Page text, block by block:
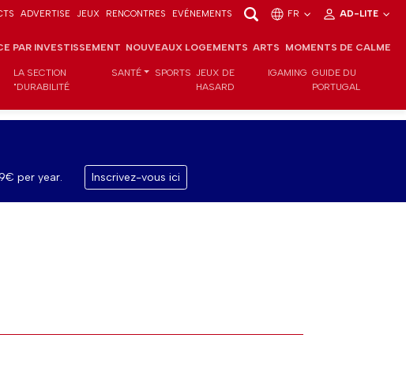
ADVERTISE JEUX RENCONTRES EVÉNEMENTS FR AD-LITE
PAR INVESTISSEMENT NOUVEAUX LOGEMENTS ARTS MOMENTS DE CALME
LA SECTION
"DURABILITÉ
SANTÉ SPORTS JEUX DE
HASARD
IGAMING GUIDE DU
PORTUGAL
per year. Inscrivez-vous ici